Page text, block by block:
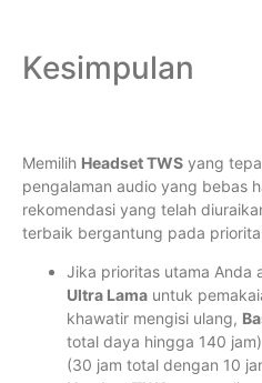
Kesimpulan
Memilih Headset TWS yang
pengalaman audio yang bebas
rekomendasi yang telah
terbaik bergantung pada
Jika prioritas utama Anda
Ultra Lama untuk
khawatir mengisi ulang,
total daya hingga 140
(30 jam total dengan 10